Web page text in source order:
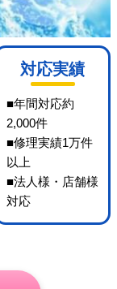
対応実績
■年間対応約
2,000件
■修理実績1万件
以上
■法人様・店舗様
対応